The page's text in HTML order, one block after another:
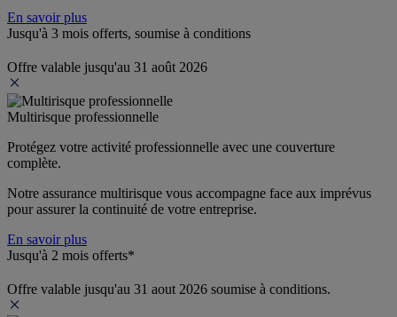
En savoir plus
Jusqu'à 3 mois offerts, soumise à conditions
Offre valable jusqu'au 31 août 2026
Multirisque professionnelle
Protégez votre activité professionnelle avec une couverture
complète.
Notre assurance multirisque vous accompagne face aux imprévus
pour assurer la continuité de votre entreprise.
En savoir plus
Jusqu'à 2 mois offerts*
Offre valable jusqu'au 31 aout 2026 soumise à conditions.